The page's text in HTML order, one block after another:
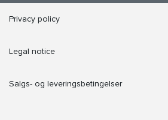
Privacy policy
Legal notice
Salgs- og leveringsbetingelser